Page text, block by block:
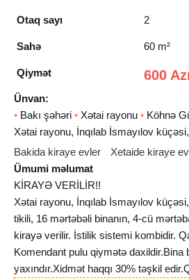
Otaq sayı 2
Sahə 60 m²
Qiymət 600
Ünvan:
• Bakı şəhəri • Xətai rayonu • Köhnə
Xətai rayonu, İnqılab İsmayılov
Bakida kiraye evler
Xetaide kiraye
Ümumi məlumat
KİRAYƏ VERİLİR!!
Xətai rayonu, İnqılab İsmayılov
tikili, 16 mərtəbəli binanın, 4-cü
kirayə verilir. İstilik sistemi kombidir.
Komendant pulu qiymətə daxildir.Bina
yaxındır.Xidmət haqqı 30% təşkil